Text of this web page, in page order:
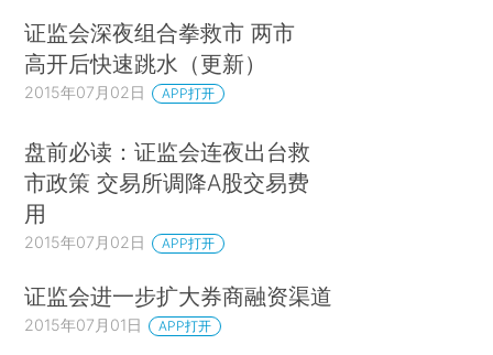
证监会深夜组合拳救市 两市
高开后快速跳水（更新）
2015年07月02日 APP打开
盘前必读：证监会连夜出台救
市政策 交易所调降A股交易费
用
2015年07月02日 APP打开
证监会进一步扩大券商融资渠道
2015年07月01日 APP打开